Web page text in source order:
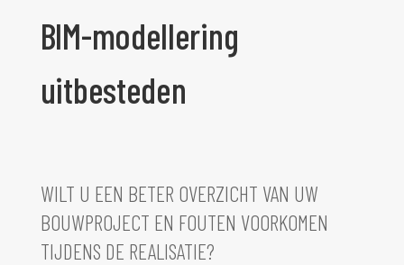
BIM-modellering
uitbesteden
WILT U EEN BETER OVERZICHT VAN UW
BOUWPROJECT EN FOUTEN VOORKOMEN
TIJDENS DE REALISATIE?